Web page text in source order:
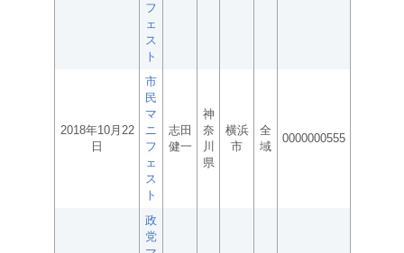
フ
ェ
ス
ト
2018年10月22
日
市
民
マ
ニ
フ
ェ
ス
ト
志田
健一
神
奈
川
県
横浜
市
全
域
0000000555
政
党